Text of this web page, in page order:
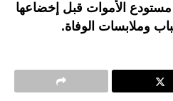
الأموات قبل إخضاعها
وملابسات الوفاة.